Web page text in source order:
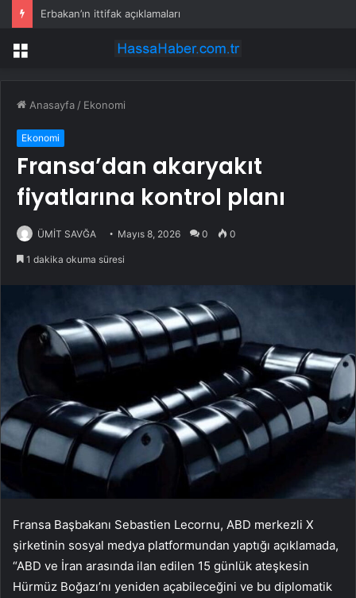
Erbakan’ın ittifak açıklamaları
Menü
Anasayfa / Ekonomi
Ekonomi
Fransa’dan akaryakıt
fiyatlarına kontrol planı
ÜMİT SAVĞA Mayıs 8, 2026 0 0
1 dakika okuma süresi
Fransa Başbakanı Sebastien Lecornu, ABD merkezli X
şirketinin sosyal medya platformundan yaptığı açıklamada,
“ABD ve İran arasında ilan edilen 15 günlük ateşkesin
Hürmüz Boğazı’nı yeniden açabileceğini ve bu diplomatik